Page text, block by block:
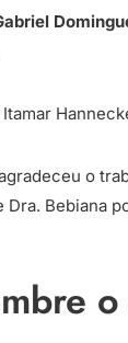
o
Dra. Bebiana